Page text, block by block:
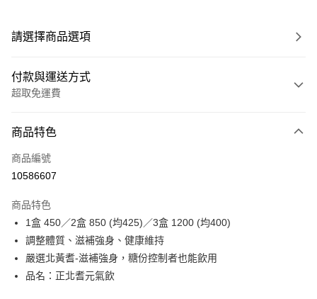
請選擇商品選項
付款與運送方式
超取免運費
信用卡一次付款
超商取貨付款
Apple Pay
悠遊付
大哥付你分期
商品特色
商品編號
10586607
商品特色
1盒 450／2盒 850 (均425)／3盒 1200 (均400)
調整體質、滋補強身、健康維持
嚴選北黃耆-滋補強身，糖份控制者也能飲用
品名：正北耆元氣飲